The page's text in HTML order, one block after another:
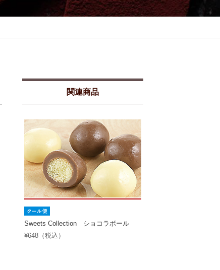
関連商品
Sweets Collection ショコラボール
¥648（税込）